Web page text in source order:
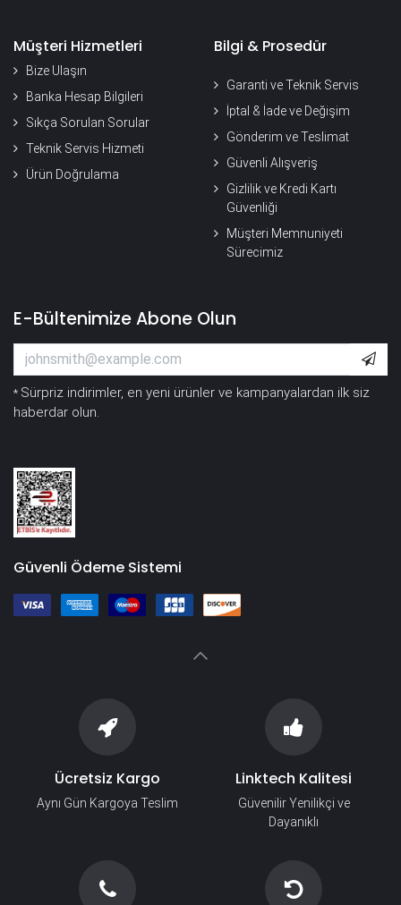
Müşteri Hizmetleri
Bize Ulaşın
Banka Hesap Bilgileri
Sıkça Sorulan Sorular
Teknik Servis Hizmeti
Ürün Doğrulama
Bilgi & Prosedür
Garanti ve Teknik Servis
İptal & İade ve Değişim
Gönderim ve Teslimat
Güvenli Alışveriş
Gizlilik ve Kredi Kartı
Güvenliği
Müşteri Memnuniyeti
Sürecimiz
E-Bültenimize Abone Olun
* Sürpriz indirimler, en yeni ürünler ve kampanyalardan ilk siz
haberdar olun.
Güvenli Ödeme Sistemi
Ücretsiz Kargo
Aynı Gün Kargoya Teslim
Linktech Kalitesi
Güvenilir Yenilikçi ve
Dayanıklı